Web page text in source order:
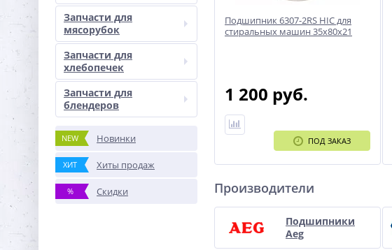
Запчасти для
мясорубок
Запчасти для
хлебопечек
Запчасти для
блендеров
NEW Новинки
ХИТ Хиты продаж
% Скидки
Подшипник 6307-2RS HIC для
стиральных машин 35x80x21
1 200 руб.
ПОД ЗАКАЗ
Производители
Подшипники
Aeg